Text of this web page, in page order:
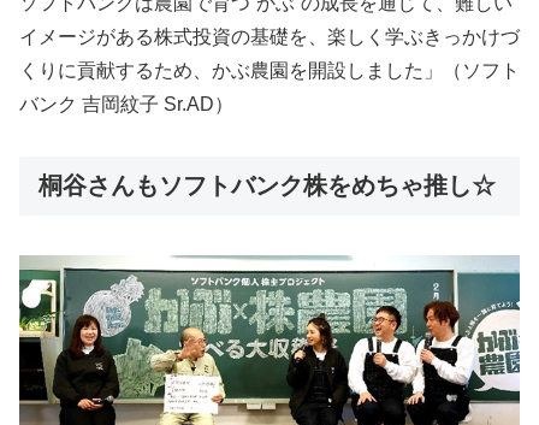
イメージがある株式投資の基礎を、楽しく学ぶきっかけづ
くりに貢献するため、かぶ農園を開設しました」（ソフト
バンク 吉岡紋子 Sr.AD）
桐谷さんもソフトバンク株をめちゃ推し☆